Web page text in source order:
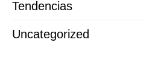
Tendencias
Uncategorized